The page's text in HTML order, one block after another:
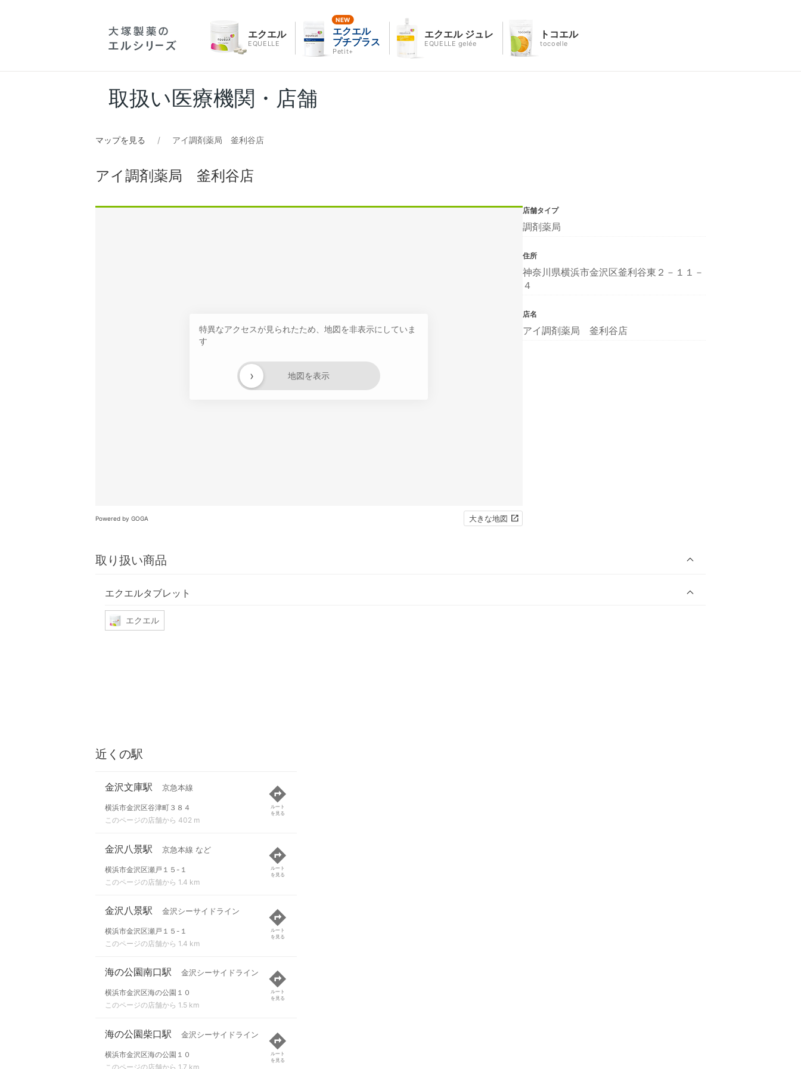
エクエル
EQUELLE
エクエル
プチプラス
Petit+
エクエル ジュレ
EQUELLE gelée
トコエル
tocoelle
取扱い医療機関・店舗
マップを見る アイ調剤薬局 釜利谷店
アイ調剤薬局 釜利谷店
特異なアクセスが見られたため、地図を非表示にしていま
す
地図を表示
›
Powered by GOGA 大きな地図
取り扱い商品
エクエルタブレット
エクエル
店舗タイプ
調剤薬局
住所
神奈川県横浜市金沢区釜利谷東２－１１－
４
店名
アイ調剤薬局 釜利谷店
近くの駅
金沢文庫駅 京急本線
横浜市金沢区谷津町３８４
このページの店舗から 402 m
ルート
を見る
金沢八景駅 京急本線 など
横浜市金沢区瀬戸１５-１
このページの店舗から 1.4 km
ルート
を見る
金沢八景駅 金沢シーサイドライン
横浜市金沢区瀬戸１５-１
このページの店舗から 1.4 km
ルート
を見る
海の公園南口駅 金沢シーサイドライン
横浜市金沢区海の公園１０
このページの店舗から 1.5 km
ルート
を見る
海の公園柴口駅 金沢シーサイドライン
横浜市金沢区海の公園１０
このページの店舗から 1.7 km
ルート
を見る